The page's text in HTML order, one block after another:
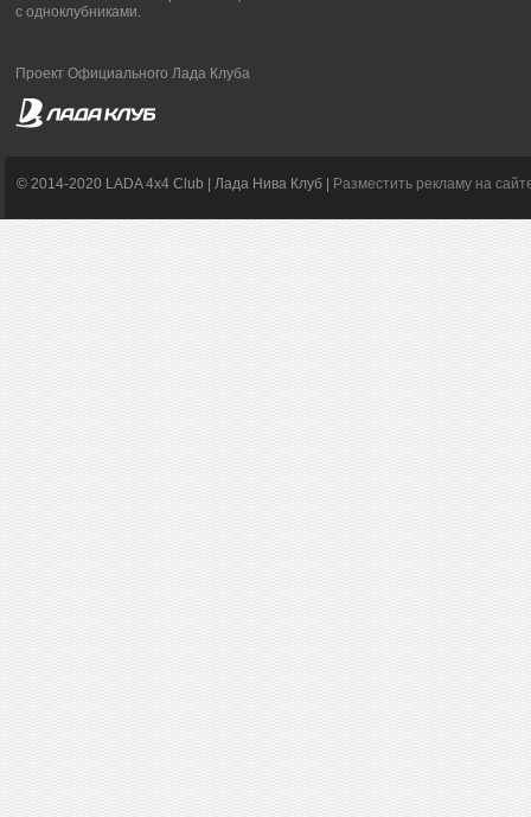
с одноклубниками.
Проект Официального Лада Клуба
© 2014-2020 LADA 4x4 Club | Лада Нива Клуб | Разместить рекламу на